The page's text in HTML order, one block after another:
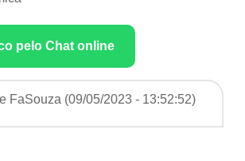
pelo Chat online
FaSouza (09/05/2023 - 13:52:52)